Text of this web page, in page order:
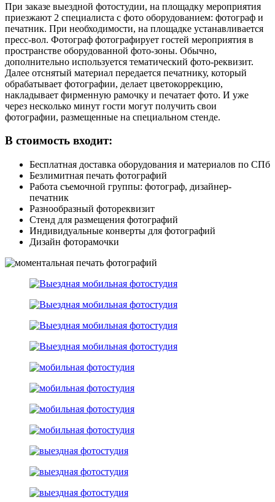
При заказе выездной фотостудии, на площадку мероприятия
приезжают 2 специалиста с фото оборудованием: фотограф и
печатник. При необходимости, на площадке устанавливается
пресс-вол. Фотограф фотографирует гостей мероприятия в
пространстве оборудованной фото-зоны. Обычно,
дополнительно используется тематический фото-реквизит.
Далее отснятый материал передается печатнику, который
обрабатывает фотографии, делает цветокоррекцию,
накладывает фирменную рамочку и печатает фото. И уже
через несколько минут гости могут получить свои
фотографии, размещенные на специальном стенде.
В стоимость входит:
Бесплатная доставка оборудования и материалов по СПб
Безлимитная печать фотографий
Работа съемочной группы: фотограф, дизайнер-
печатник
Разнообразный фотореквизит
Стенд для размещения фотографий
Индивидуальные конверты для фотографий
Дизайн фоторамочки